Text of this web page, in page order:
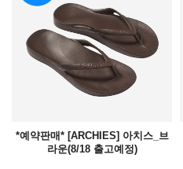
*예약판매* [ARCHIES] 아치스_브
라운(8/18 출고예정)